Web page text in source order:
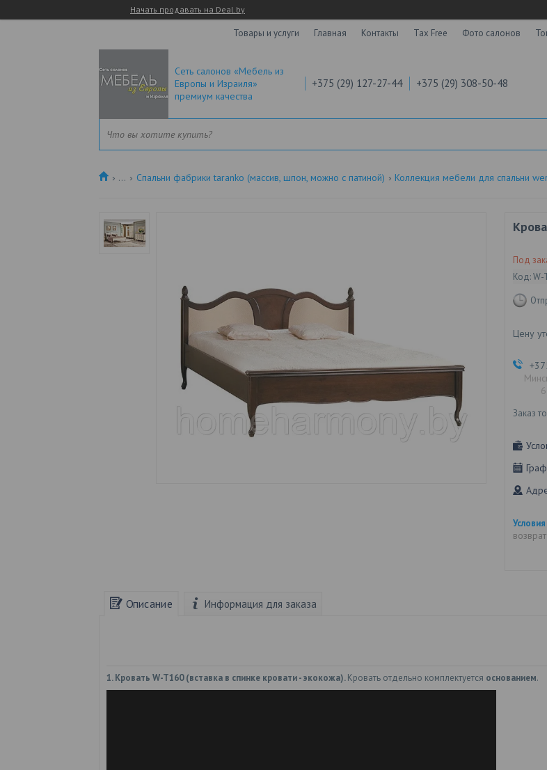
Начать продавать на Deal.by
Товары и услуги Главная Контакты Tax Free Фото салонов
Сеть салонов «Мебель из
Европы и Израиля»
премиум качества
+375 (29) 127-27-44 +375 (29) 308-50-48
... Спальни фабрики taranko (массив, шпон, можно с патиной) Коллекция мебели для спальни
Под
Код:W-
Цену
Заказ
Описание Информация для заказа
1. Кровать W-T160 (вставка в спинке кровати - экокожа).Кровать отдельно комплектуется основанием.